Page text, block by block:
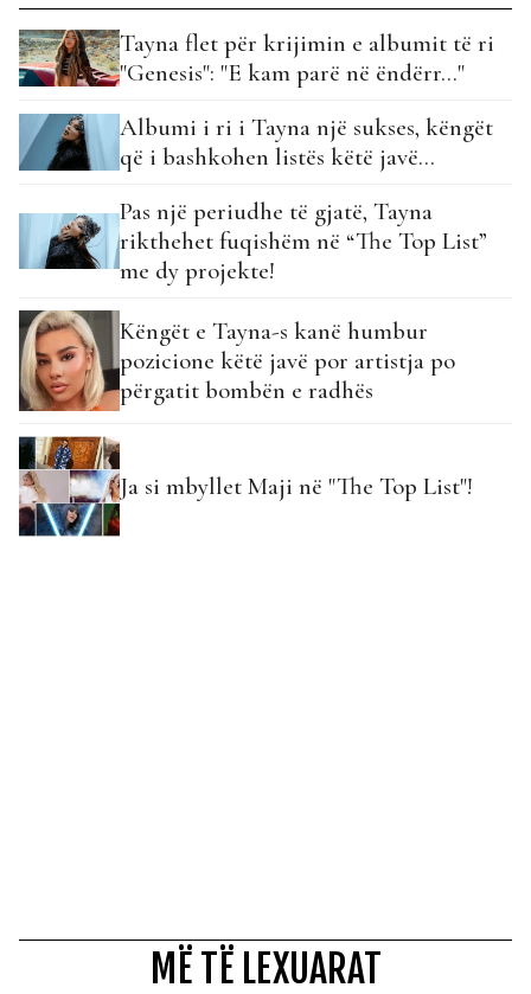
Tayna flet për krijimin e albumit të ri
"Genesis": "E kam parë në ëndërr…"
Albumi i ri i Tayna një sukses, këngët
që i bashkohen listës këtë javë…
Pas një periudhe të gjatë, Tayna
rikthehet fuqishëm në “The Top List”
me dy projekte!
Këngët e Tayna-s kanë humbur
pozicione këtë javë por artistja po
përgatit bombën e radhës
Ja si mbyllet Maji në "The Top List"!
MË TË LEXUARAT